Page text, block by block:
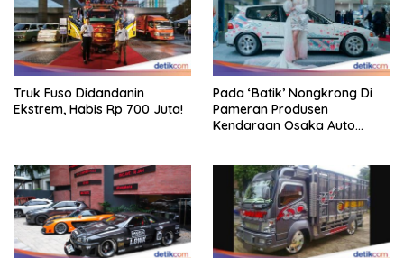
Truk Fuso Didandanin
Ekstrem, Habis Rp 700 Juta!
Pada ‘Batik’ Nongkrong Di
Pameran Produsen
Kendaraan Osaka Auto